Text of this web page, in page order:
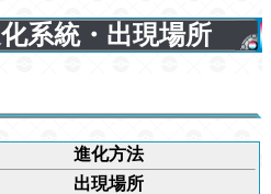
系統・出現場所
進化方法
出現場所